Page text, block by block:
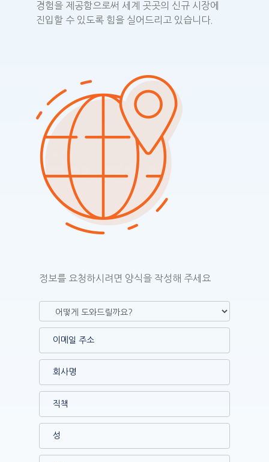
경험을 제공함으로써 세계 곳곳의 신규 시장에
진입할 수 있도록 힘을 실어드리고 있습니다.
정보를 요청하시려면 양식을 작성해 주세요